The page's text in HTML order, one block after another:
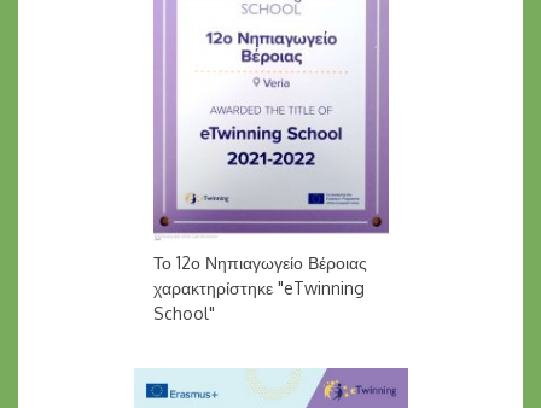
Το 12ο Νηπιαγωγείο Βέροιας
χαρακτηρίστηκε "eTwinning
School"